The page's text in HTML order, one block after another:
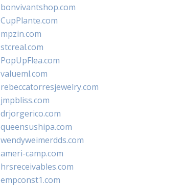
bonvivantshop.com
CupPlante.com
mpzin.com
stcreal.com
PopUpFlea.com
valueml.com
rebeccatorresjewelry.com
jmpbliss.com
drjorgerico.com
queensushipa.com
wendyweimerdds.com
ameri-camp.com
hrsreceivables.com
empconst1.com